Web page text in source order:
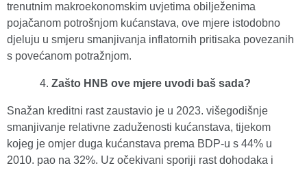
trenutnim makroekonomskim uvjetima obilježenima
pojačanom potrošnjom kućanstava, ove mjere istodobno
djeluju u smjeru smanjivanja inflatornih pritisaka povezanih
s povećanom potražnjom.
Zašto HNB ove mjere uvodi baš sada?
Snažan kreditni rast zaustavio je u 2023. višegodišnje
smanjivanje relativne zaduženosti kućanstava, tijekom
kojeg je omjer duga kućanstava prema BDP-u s 44% u
2010. pao na 32%. Uz očekivani sporiji rast dohodaka i